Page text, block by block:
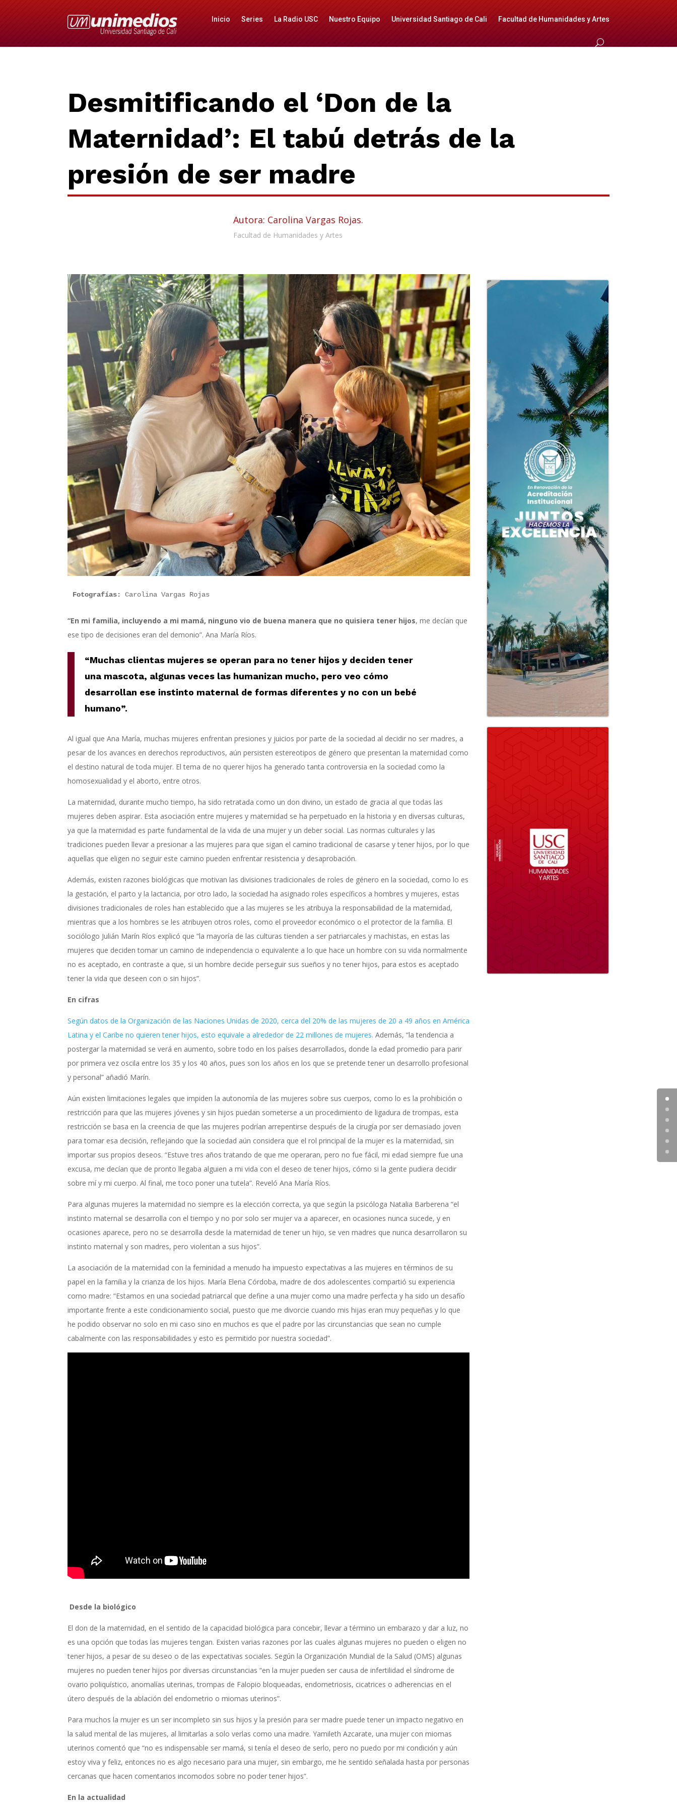
Inicio Series La Radio USC Nuestro Equipo Universidad Santiago de Cali Facultad de Humanidades y Artes
Desmitificando el ‘Don de la
Maternidad’: El tabú detrás de la
presión de ser madre
Autora: Carolina Vargas Rojas.
Facultad de Humanidades y Artes
Fotografías: Carolina Vargas Rojas
“En mi familia, incluyendo a mi mamá, ninguno vio de buena manera que no quisiera tener hijos, me decían que
ese tipo de decisiones eran del demonio”. Ana María Ríos.
“Muchas clientas mujeres se operan para no tener hijos y deciden tener
una mascota, algunas veces las humanizan mucho, peroveo cómo
desarrollan ese instinto maternal de formas diferentes y no con un bebé
humano”.
Al igual que Ana María, muchas mujeres enfrentan presiones y juicios por parte de la sociedad al decidir no ser madres, a
pesar de los avances en derechos reproductivos, aún persisten estereotipos de género que presentan la maternidad como
el destino natural de toda mujer. El tema de no querer hijos ha generado tanta controversia en la sociedad como la
homosexualidad y el aborto, entre otros.
La maternidad, durante mucho tiempo, ha sido retratada como un don divino, un estado de gracia al que todas las
mujeres deben aspirar. Esta asociación entre mujeres y maternidad se ha perpetuado en la historia y en diversas culturas,
ya que la maternidad es parte fundamental de la vida de una mujer y un deber social. Las normas culturales y las
tradiciones pueden llevar a presionar a las mujeres para que sigan el camino tradicional de casarse y tener hijos, por lo que
aquellas que eligen no seguir este camino pueden enfrentar resistencia y desaprobación.
Además, existen razones biológicas que motivan las divisiones tradicionales de roles de género en la sociedad, como lo es
la gestación, el parto y la lactancia, por otro lado, la sociedad ha asignado roles específicos a hombres y mujeres, estas
divisiones tradicionales de roles han establecido que a las mujeres se les atribuya la responsabilidad de la maternidad,
mientras que a los hombres se les atribuyen otros roles, como el proveedor económico o el protector de la familia. El
sociólogo Julián Marín Ríos explicó que “la mayoría de las culturas tienden a ser patriarcales y machistas, en estas las
mujeres que deciden tomar un camino de independencia o equivalente a lo que hace un hombre con su vida normalmente
no es aceptado, en contraste a que, si un hombre decide perseguir sus sueños y no tener hijos, para estos es aceptado
tener la vida que deseen con o sin hijos”.
En cifras
Según datos de la Organización de las Naciones Unidas de 2020, cerca del 20% de las mujeres de 20 a 49 años en América
Latina y el Caribe no quieren tener hijos, esto equivale a alrededor de 22 millones de mujeres. Además, “la tendencia a
postergar la maternidad se verá en aumento, sobre todo en los países desarrollados, donde la edad promedio para parir
por primera vez oscila entre los 35 y los 40 años, pues son los años en los que se pretende tener un desarrollo profesional
y personal” añadió Marín.
Aún existen limitaciones legales que impiden la autonomía de las mujeres sobre sus cuerpos, como lo es la prohibición o
restricción para que las mujeres jóvenes y sin hijos puedan someterse a un procedimiento de ligadura de trompas, esta
restricción se basa en la creencia de que las mujeres podrían arrepentirse después de la cirugía por ser demasiado joven
para tomar esa decisión, reflejando que la sociedad aún considera que el rol principal de la mujer es la maternidad, sin
importar sus propios deseos. “Estuve tres años tratando de que me operaran, pero no fue fácil, mi edad siempre fue una
excusa, me decían que de pronto llegaba alguien a mi vida con el deseo de tener hijos, cómo si la gente pudiera decidir
sobre mí y mi cuerpo. Al final, me toco poner una tutela”. Reveló Ana María Ríos.
Para algunas mujeres la maternidad no siempre es la elección correcta, ya que según la psicóloga Natalia Barberena “el
instinto maternal se desarrolla con el tiempo y no por solo ser mujer va a aparecer, en ocasiones nunca sucede, y en
ocasiones aparece, pero no se desarrolla desde la maternidad de tener un hijo, se ven madres que nunca desarrollaron su
instinto maternal y son madres, pero violentan a sus hijos”.
La asociación de la maternidad con la feminidad a menudo ha impuesto expectativas a las mujeres en términos de su
papel en la familia y la crianza de los hijos. María Elena Córdoba, madre de dos adolescentes compartió su experiencia
como madre: “Estamos en una sociedad patriarcal que define a una mujer como una madre perfecta y ha sido un desafío
importante frente a este condicionamiento social, puesto que me divorcie cuando mis hijas eran muy pequeñas y lo que
he podido observar no solo en mi caso sino en muchos es que el padre por las circunstancias que sean no cumple
cabalmente con las responsabilidades y esto es permitido por nuestra sociedad”.
Desde la biológico
El don de la maternidad, en el sentido de la capacidad biológica para concebir, llevar a término un embarazo y dar a luz, no
es una opción que todas las mujeres tengan. Existen varias razones por las cuales algunas mujeres no pueden o eligen no
tener hijos, a pesar de su deseo o de las expectativas sociales. Según la Organización Mundial de la Salud (OMS) algunas
mujeres no pueden tener hijos por diversas circunstancias “en la mujer pueden ser causa de infertilidad el síndrome de
ovario poliquístico, anomalías uterinas, trompas de Falopio bloqueadas, endometriosis, cicatrices o adherencias en el
útero después de la ablación del endometrio o miomas uterinos”.
Para muchos la mujer es un ser incompleto sin sus hijos y la presión para ser madre puede tener un impacto negativo en
la salud mental de las mujeres, al limitarlas a solo verlas como una madre. Yamileth Azcarate, una mujer con miomas
uterinos comentó que “no es indispensable ser mamá, si tenía el deseo de serlo, pero no puedo por mi condición y aún
estoy viva y feliz, entonces no es algo necesario para una mujer, sin embargo, me he sentido señalada hasta por personas
cercanas que hacen comentarios incomodos sobre no poder tener hijos”.
En la actualidad